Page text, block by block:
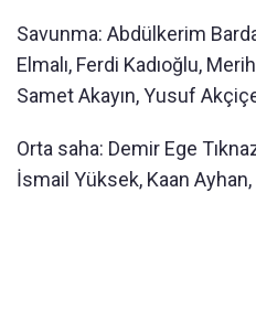
Savunma: Abdülkerim
Elmalı, Ferdi Kadıoğlu,
Samet Akayın, Yusuf
Orta saha: Demir Ege
İsmail Yüksek, Kaan